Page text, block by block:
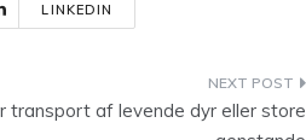
LINKEDIN
transport af levende dyr eller store